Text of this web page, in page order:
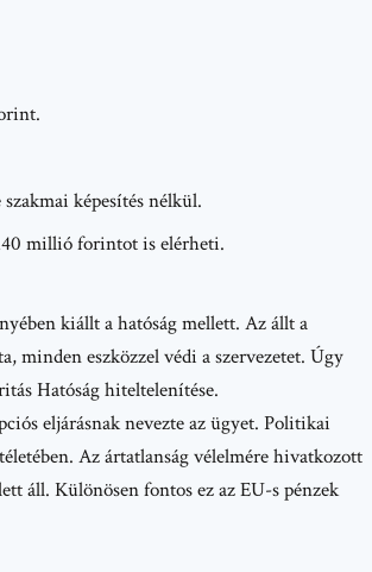
képesítés nélkül.
millió forintot is elérheti.
kiállt a hatóság mellett. Az állt a
minden eszközzel védi a szervezetet. Úgy
Hatóság hiteltelenítése.
eljárásnak nevezte az ügyet. Politikai
Az ártatlanság vélelmére hivatkozott
áll. Különösen fontos ez az EU-s pénzek